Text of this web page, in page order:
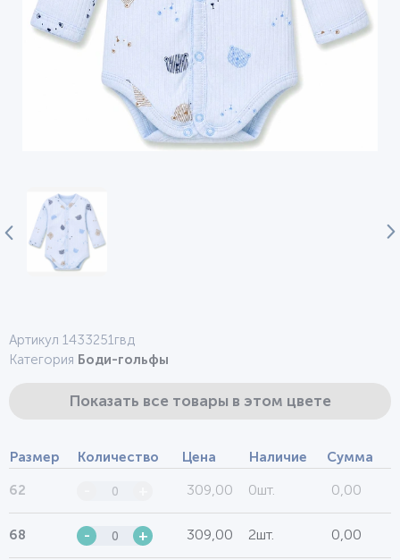
Артикул 1433251гвд
Категория Боди-гольфы
Показать все товары в этом цвете
Размер Количество Цена Наличие Сумма
62 309,00 0шт. 0,00
68 - + 309,00 2шт. 0,00